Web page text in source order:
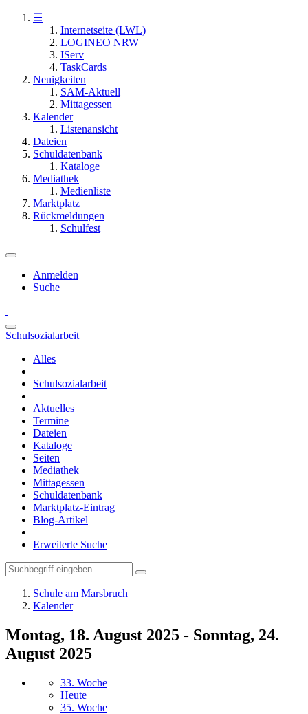
☰
Internetseite (LWL)
LOGINEO NRW
IServ
TaskCards
Neuigkeiten
SAM-Aktuell
Mittagessen
Kalender
Listenansicht
Dateien
Schuldatenbank
Kataloge
Mediathek
Medienliste
Marktplatz
Rückmeldungen
Schulfest
Anmelden
Suche
Schulsozialarbeit
Alles
Schulsozialarbeit
Aktuelles
Termine
Dateien
Kataloge
Seiten
Mediathek
Mittagessen
Schuldatenbank
Marktplatz-Eintrag
Blog-Artikel
Erweiterte Suche
Schule am Marsbruch
Kalender
Montag, 18. August 2025 - Sonntag, 24.
August 2025
33. Woche
Heute
35. Woche